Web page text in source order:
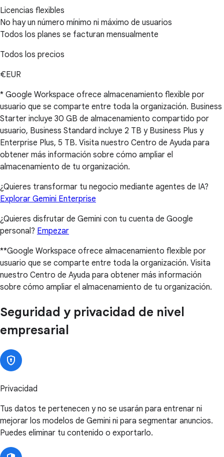
Licencias flexibles
No hay un número mínimo ni máximo de usuarios
Todos los planes se facturan mensualmente
Todos los precios
€EUR
* Google Workspace ofrece almacenamiento flexible por
usuario que se comparte entre toda la organización. Business
Starter incluye 30 GB de almacenamiento compartido por
usuario, Business Standard incluye 2 TB y Business Plus y
Enterprise Plus, 5 TB. Visita nuestro Centro de Ayuda para
obtener más información sobre cómo ampliar el
almacenamiento de tu organización.
¿Quieres transformar tu negocio mediante agentes de IA?
Explorar Gemini Enterprise
¿Quieres disfrutar de Gemini con tu cuenta de Google
personal? Empezar
**Google Workspace ofrece almacenamiento flexible por
usuario que se comparte entre toda la organización. Visita
nuestro Centro de Ayuda para obtener más información
sobre cómo ampliar el almacenamiento de tu organización.
Seguridad y privacidad de nivel
empresarial
Privacidad
Tus datos te pertenecen y no se usarán para entrenar ni
mejorar los modelos de Gemini ni para segmentar anuncios.
Puedes eliminar tu contenido o exportarlo.